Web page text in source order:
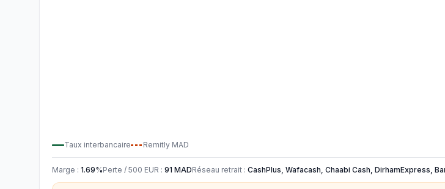
Taux interbancaire Remitly MAD
Marge : 1.69%Perte / 500 EUR : 91 MADRéseau retrait : CashPlus, Wafacash, Chaabi Cash, DirhamExpress,